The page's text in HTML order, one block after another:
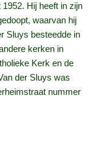
Hij heeft in zijn
waarvan hij
Sluys besteedde in
kerken in
Kerk en de
der Sluys was
nummer